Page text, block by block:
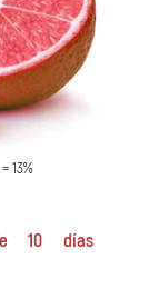
= 13%
10 días